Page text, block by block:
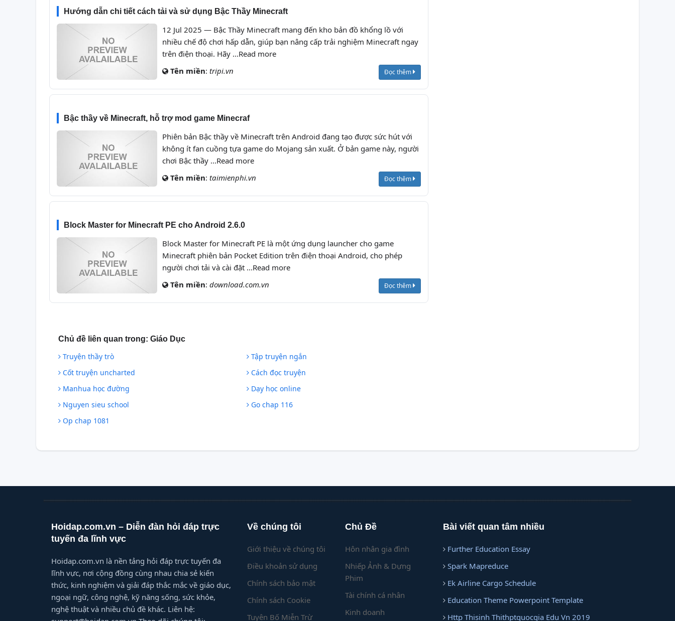
Hướng dẫn chi tiết cách tải và sử dụng Bậc Thầy Minecraft
12 Jul 2025 — Bậc Thầy Minecraft mang đến kho bản đồ khổng lồ với
nhiều chế độ chơi hấp dẫn, giúp bạn nâng cấp trải nghiệm Minecraft ngay
trên điện thoại. Hãy ...Read more
Tên miền: tripi.vn Đọc thêm
Bậc thầy về Minecraft, hỗ trợ mod game Minecraf
Phiên bản Bậc thầy về Minecraft trên Android đang tạo được sức hút với
không ít fan cuồng tựa game do Mojang sản xuất. Ở bản game này, người
chơi Bậc thầy ...Read more
Tên miền: taimienphi.vn Đọc thêm
Block Master for Minecraft PE cho Android 2.6.0
Block Master for Minecraft PE là một ứng dụng launcher cho game
Minecraft phiên bản Pocket Edition trên điện thoại Android, cho phép
người chơi tải và cài đặt ...Read more
Tên miền: download.com.vn Đọc thêm
Chủ đề liên quan trong: Giáo Dục
Truyện thầy trò
Tập truyện ngắn
Cốt truyện uncharted
Cách đọc truyện
Manhua học đường
Dạy học online
Nguyen sieu school
Go chap 116
Op chap 1081
Hoidap.com.vn – Diễn đàn hỏi đáp trực
tuyến đa lĩnh vực
Hoidap.com.vn là nền tảng hỏi đáp trực tuyến đa
lĩnh vực, nơi cộng đồng cùng nhau chia sẻ kiến
thức, kinh nghiệm và giải đáp thắc mắc về giáo dục,
ngoại ngữ, công nghệ, kỹ năng sống, sức khỏe,
nghệ thuật và nhiều chủ đề khác. Liên hệ:
Về chúng tôi
Giới thiệu về chúng tôi
Điều khoản sử dụng
Chính sách bảo mật
Chính sách Cookie
Tuyên Bố Miễn Trừ
Chủ Đề
Hôn nhân gia đình
Nhiếp Ảnh & Dựng
Phim
Tài chính cá nhân
Kinh doanh
Bài viết quan tâm nhiều
Further Education Essay
Spark Mapreduce
Ek Airline Cargo Schedule
Education Theme Powerpoint Template
Http Thisinh Thithptquocgia Edu Vn 2019